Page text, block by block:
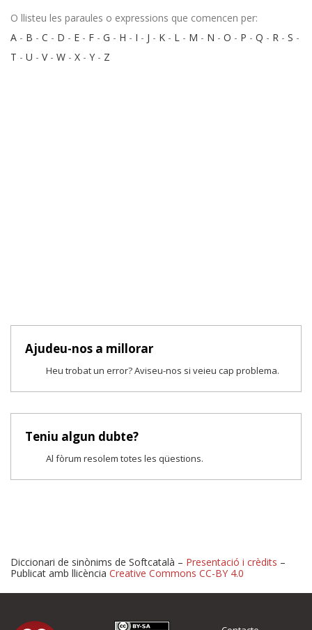
O llisteu les paraules o expressions que comencen per:
A - B - C - D - E - F - G - H - I - J - K - L - M - N - O - P - Q - R - S -
T - U - V- W - X - Y - Z
Ajudeu-nos a millorar
Heu trobat un error? Aviseu-nos si veieu cap problema.
Teniu algun dubte?
Al fòrum resolem totes les qüestions.
Proposeu-nos millores o
Diccionari de sinònims de Softcatalà – Presentació i crèdits –
Publicat amb llicència Creative Commons CC-BY 4.0